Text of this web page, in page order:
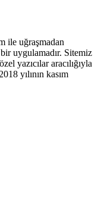
ile uğraşmadan
uygulamadır. Sitemiz
yazıcılar aracılığıyla
yılının kasım